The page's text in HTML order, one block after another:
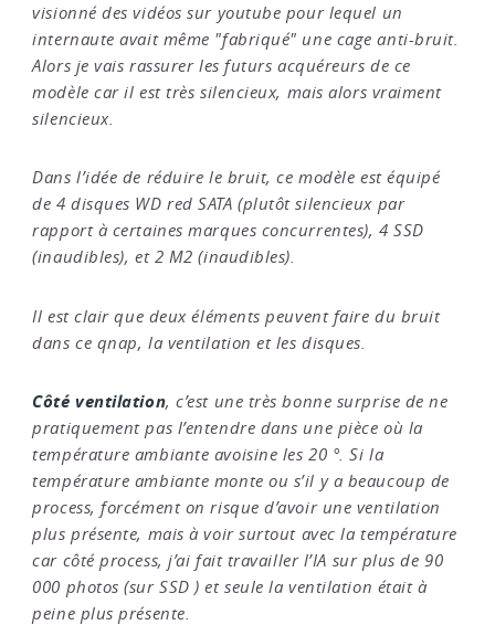
visionné des vidéos sur youtube pour lequel un
internaute avait même "fabriqué" une cage anti-bruit.
Alors je vais rassurer les futurs acquéreurs de ce
modèle car il est très silencieux, mais alors vraiment
silencieux.
Dans l’idée de réduire le bruit, ce modèle est équipé
de 4 disques WD red SATA (plutôt silencieux par
rapport à certaines marques concurrentes), 4 SSD
(inaudibles), et 2 M2 (inaudibles).
Il est clair que deux éléments peuvent faire du bruit
dans ce qnap, la ventilation et les disques.
Côté ventilation, c’est une très bonne surprise de ne
pratiquement pas l’entendre dans une pièce où la
température ambiante avoisine les 20 °. Si la
température ambiante monte ou s’il y a beaucoup de
process, forcément on risque d’avoir une ventilation
plus présente, mais à voir surtout avec la température
car côté process, j’ai fait travailler l’IA sur plus de 90
000 photos (sur SSD ) et seule la ventilation était à
peine plus présente.